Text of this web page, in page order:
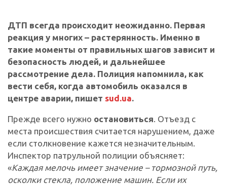
ДТП всегда происходит неожиданно. Первая
реакция у многих – растерянность. Именно в
такие моменты от правильных шагов зависит и
безопасность людей, и дальнейшее
рассмотрение дела. Полиция напомнила, как
вести себя, когда автомобиль оказался в
центре аварии, пишет sud.ua.
Прежде всего нужно остановиться. Отъезд с
места происшествия считается нарушением, даже
если столкновение кажется незначительным.
Инспектор патрульной полиции объясняет:
«Каждая мелочь имеет значение – тормозной путь,
осколки стекла, положение машин. Если их